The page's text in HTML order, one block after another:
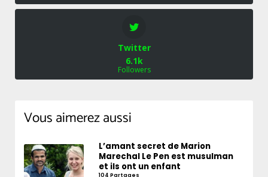
Twitter
6.1k
Followers
Vous aimerez aussi
L’amant secret de Marion
Marechal Le Pen est musulman
et ils ont un enfant
104 Partages